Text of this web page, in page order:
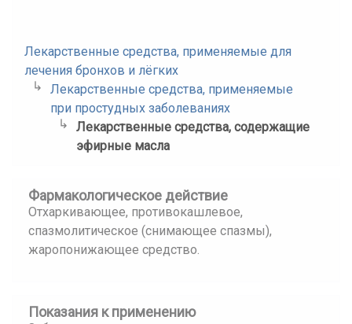
Лекарственные средства, применяемые для
лечения бронхов и лёгких
Лекарственные средства, применяемые
при простудных заболеваниях
Лекарственные средства, содержащие
эфирные масла
Фармакологическое действие
Отхаркивающее, противокашлевое,
спазмолитическое (снимающее спазмы),
жаропонижающее средство.
Показания к применению